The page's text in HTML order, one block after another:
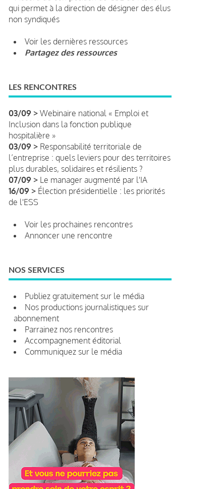
qui permet à la direction de désigner des élus
non syndiqués
Voir les dernières ressources
Partagez des ressources
LES RENCONTRES
03/09 > Webinaire national « Emploi et
Inclusion dans la fonction publique
hospitalière »
03/09 > Responsabilité territoriale de
l’entreprise : quels leviers pour des territoires
plus durables, solidaires et résilients ?
07/09 > Le manager augmenté par l'IA
16/09 > Élection présidentielle : les priorités
de l'ESS
Voir les prochaines rencontres
Annoncer une rencontre
NOS SERVICES
Publiez gratuitement sur le média
Nos productions journalistiques sur
abonnement
Parrainez nos rencontres
Accompagnement éditorial
Communiquez sur le média